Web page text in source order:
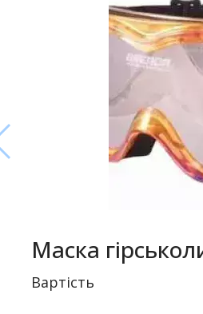
Маска
Вартість